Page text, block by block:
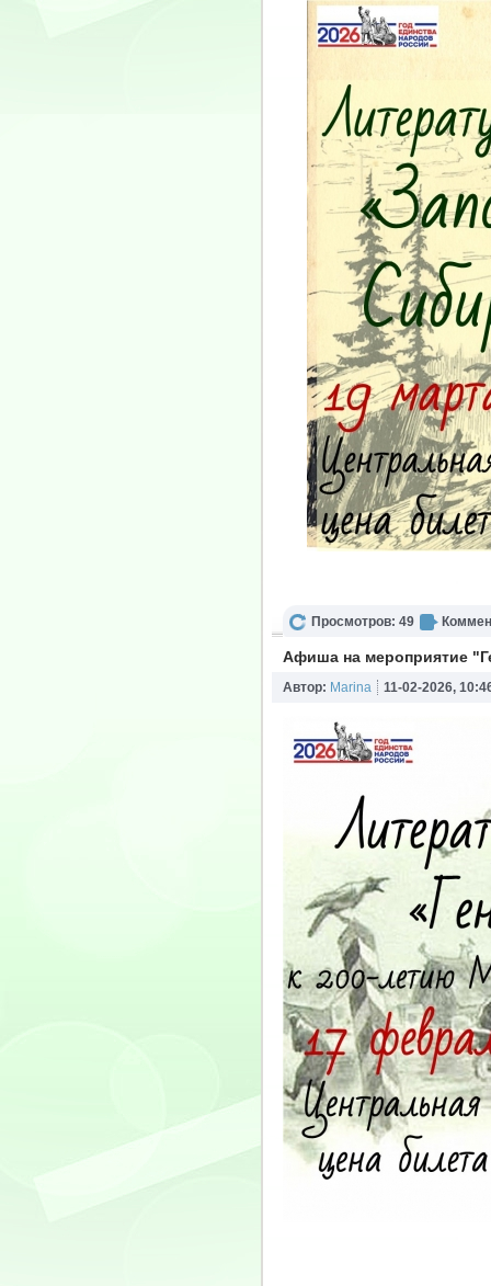
Просмотров: 49
Афиша на мероприятие
Автор: Marina 11-02-2026,